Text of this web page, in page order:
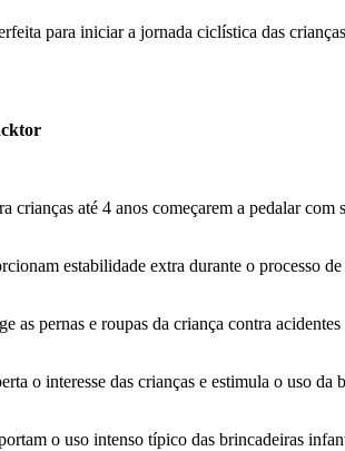
para iniciar a jornada ciclística das
crianças até 4 anos começarem a pedalar com
estabilidade extra durante o processo
as pernas e roupas da criança contra
o interesse das crianças e estimula o uso da
o uso intenso típico das brincadeiras